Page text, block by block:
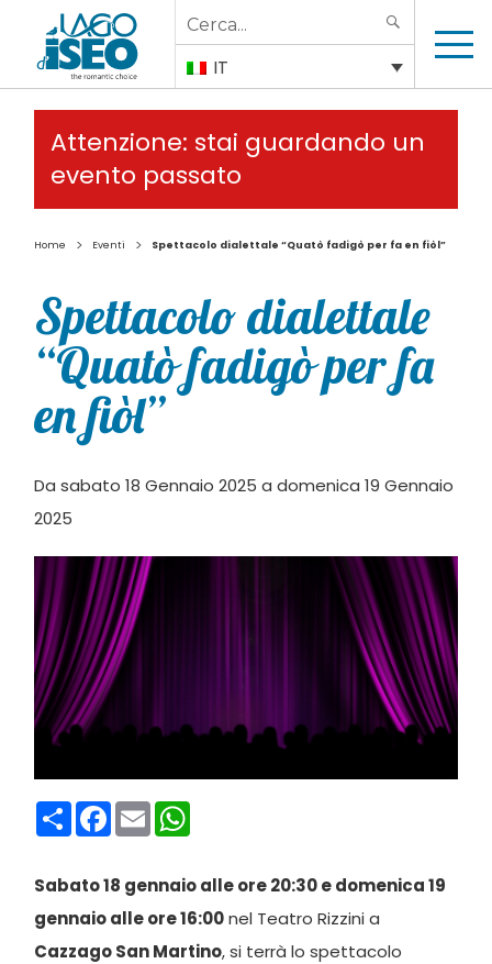
Search
for:
IT
Attenzione: stai guardando un
evento passato
Home > Eventi > Spettacolo dialettale “Quatò fadigò per fa en fiòl”
Spettacolo dialettale
“Quatò fadigò per fa
en fiòl”
Da sabato 18 Gennaio 2025 a domenica 19 Gennaio
2025
CondividiFacebook
Email
Sabato 18 gennaio alle ore 20:30 e domenica 19
gennaio alle ore 16:00nel Teatro Rizzini a
Cazzago San Martino, si terrà lo spettacolo